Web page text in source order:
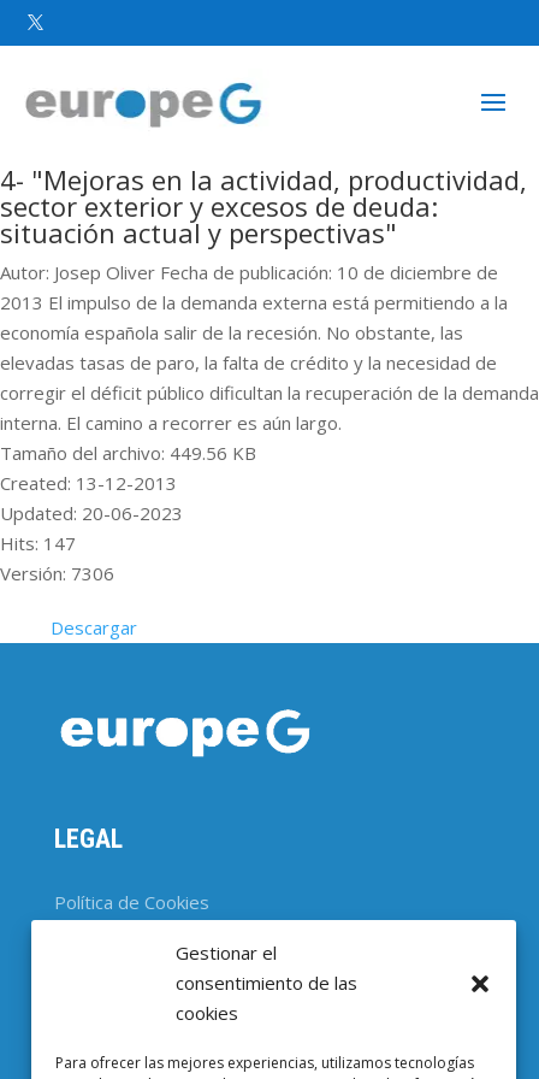
Gestionar el
consentimiento de las
cookies
Para ofrecer las mejores experiencias, utilizamos tecnologías

4- "Mejoras en la actividad, productividad,
sector exterior y excesos de deuda:
situación actual y perspectivas"
Autor: Josep Oliver Fecha de publicación: 10 de diciembre de
2013 El impulso de la demanda externa está permitiendo a la
economía española salir de la recesión. No obstante, las
elevadas tasas de paro, la falta de crédito y la necesidad de
corregir el déficit público dificultan la recuperación de la demanda
interna. El camino a recorrer es aún largo.
Tamaño del archivo: 449.56 KB
Created: 13-12-2013
Updated: 20-06-2023
Hits: 147
Versión: 7306
Descargar
LEGAL
Política de Cookies
CONTACTO
Baldiri i Reixac, 4-8, 08028 Barcelona